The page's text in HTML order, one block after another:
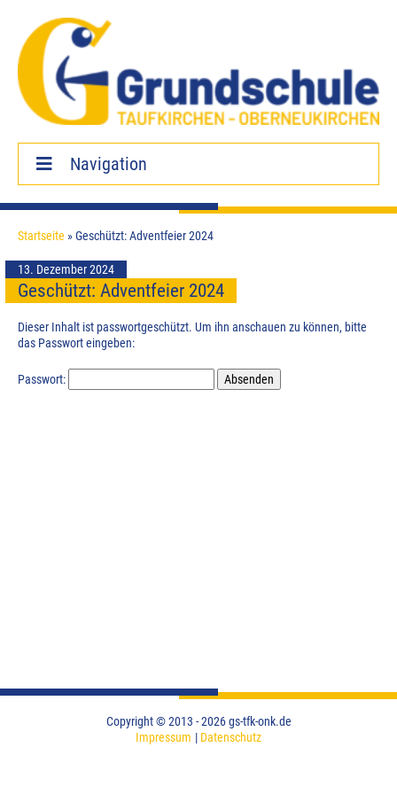
Navigation
Startseite
Aktuelles
Wichtige Termine
Unsere Schule
Unser Schulleben
Infos für Eltern
Startseite »Geschützt: Adventfeier 2024
13. Dezember 2024
Geschützt: Adventfeier 2024
Dieser Inhalt ist passwortgeschützt. Um ihn anschauen zu können, bitte
das Passwort eingeben:
Passwort:
Copyright © 2013 - 2026 gs-tfk-onk.de
Impressum
Datenschutz